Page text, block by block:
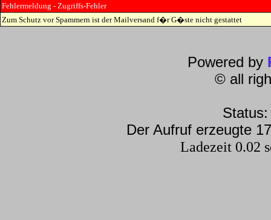
Fehlermeldung - Zugriffs-Fehler
Zum Schutz vor Spammern ist der Mailversand f�r G�ste nicht gestattet
Powered by
© all
Der Aufruf erzeugte
Ladezeit 0.02